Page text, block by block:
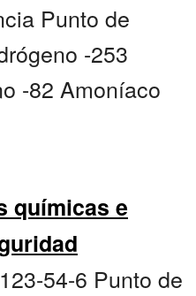
Punto de
-253
-82 Amoníaco
químicas e
54-6 Punto de